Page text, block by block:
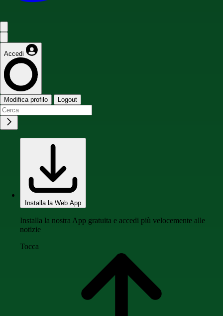
Accedi
Modifica profilo Logout
Installa la Web App
Installa la nostra App gratuita e accedi più velocemente alle
notizie
Tocca